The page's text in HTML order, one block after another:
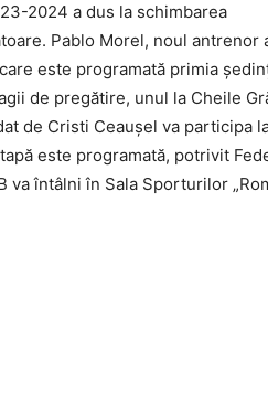
2024 a dus la schimbarea
Pablo Morel, noul antrenor
este programată primia
de pregătire, unul la Cheile
de Cristi Ceaușel va participa
este programată, potrivit
va întâlni în Sala Sporturilor